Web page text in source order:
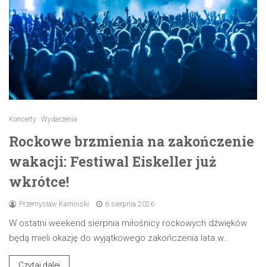
Koncerty Wydarzenia
Rockowe brzmienia na zakończenie
wakacji: Festiwal Eiskeller już
wkrótce!
Przemysław Kamiński 6 sierpnia 2026
W ostatni weekend sierpnia miłośnicy rockowych dźwięków
będą mieli okazję do wyjątkowego zakończenia lata w…